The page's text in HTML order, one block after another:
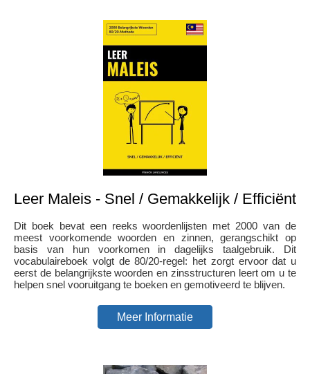
Leer Maleis - Snel / Gemakkelijk / Efficiënt
Dit boek bevat een reeks woordenlijsten met 2000 van de
meest voorkomende woorden en zinnen, gerangschikt op
basis van hun voorkomen in dagelijks taalgebruik. Dit
vocabulaireboek volgt de 80/20-regel: het zorgt ervoor dat u
eerst de belangrijkste woorden en zinsstructuren leert om u te
helpen snel vooruitgang te boeken en gemotiveerd te blijven.
Meer Informatie